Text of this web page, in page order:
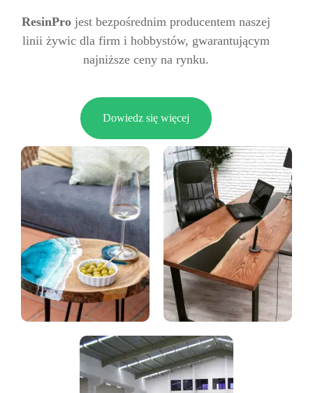
ResinPro jest bezpośrednim producentem naszej
linii żywic dla firm i hobbystów, gwarantującym
najniższe ceny na rynku.
Dowiedz się więcej